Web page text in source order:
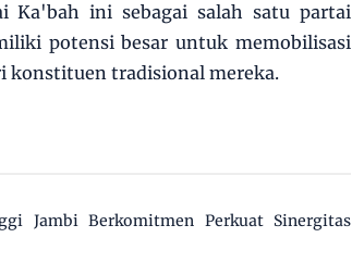
Ka'bah ini sebagai salah satu partai
potensi besar untuk memobilisasi
konstituen tradisional mereka.
Jambi Berkomitmen Perkuat Sinergitas